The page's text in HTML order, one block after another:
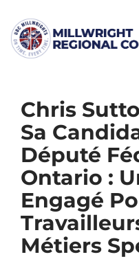
content
Chris
Sa
Député
Ontario :
Engagé
Métiers